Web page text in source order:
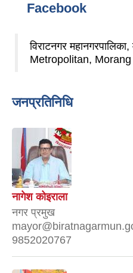
Facebook
विराटनगर
Metropolitan, Morang
जनप्रतिनिधि
नागेश कोइराला
नगर प्रमुख
9852020767